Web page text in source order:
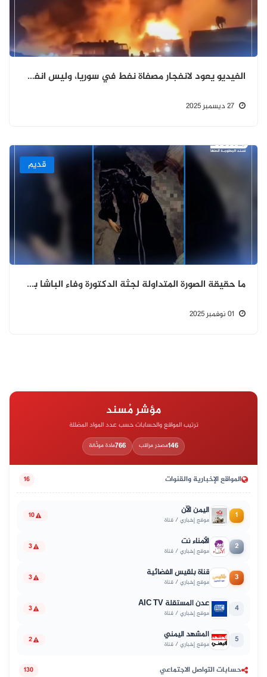
الفيديو يعود لانفجار مصفاة نفط في سوريا، وليس انفجار مخزن أسلحة في حضرموت.
قديم
ما حقيقة الصورة المتداولة لجثة الدكتورة وفاء الباشا بعد مقتلها بصنعاء؟
مؤشر مُسند
ترتيب المواقع والحسابات حسب عدد المواد المضللة
146مصدر مراقب 766مادة موثّقة
المواقع الإخبارية والقنوات 16
1 اليمن الآن
موقع إخباري / قناة 10
2 الأمناء نت
موقع إخباري / قناة 3
3 قناة بلقيس الفضائية
موقع إخباري / قناة 3
4 عدن المستقلة AIC TV
موقع إخباري / قناة 3
5 المشهد اليمني
موقع إخباري / قناة 2
حسابات التواصل الاجتماعي 130